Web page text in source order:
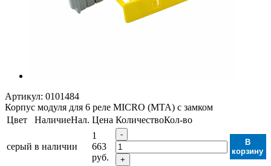
Артикул: 0101484
Корпус модуля для 6 реле MICRO (MTA) с замком
Цвет
НаличиеНал. Цена КоличествоКол-во
серый в наличии
1
663
руб.
-
+
В
корзину